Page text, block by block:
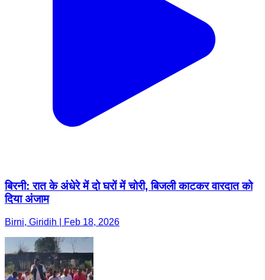
बिरनी: रात के अंधेरे में दो घरों में चोरी, बिजली काटकर वारदात को
दिया अंजाम
Birni, Giridih | Feb 18, 2026